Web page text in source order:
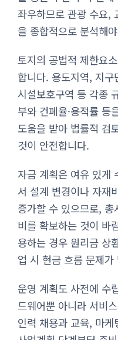
좌우하므로 관광 수요,
을 종합적으로 분석해
토지의 공법적 제한요
합니다. 용도지역, 지
시설보호구역 등 각종
부와 건폐율·용적률 등
도움을 받아 법률적 검
것이 안전합니다.
자금 계획은 여유 있게
서 설계 변경이나 자재
증가할 수 있으므로,
비를 확보하는 것이 바
용하는 경우 원리금 상
업 시 현금 흐름 문제
운영 계획도 사전에 수
드웨어뿐 아니라 서비
인력 채용과 교육, 마